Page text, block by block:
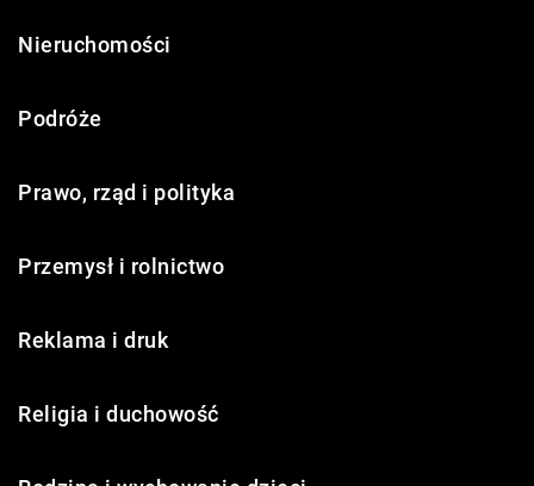
Nieruchomości
Podróże
Prawo, rząd i polityka
Przemysł i rolnictwo
Reklama i druk
Religia i duchowość